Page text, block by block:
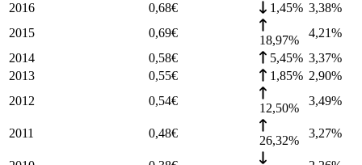
2016
0,68€ 1,45% 3,38%
2015
0,69€
18,97%
4,21%
2014
0,58€ 5,45% 3,37%
2013
0,55€ 1,85% 2,90%
2012
0,54€
12,50%
3,49%
2011 0,48€
26,32%
3,27%